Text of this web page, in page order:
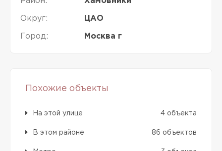
Округ: ЦАО
Город: Москва г
Похожие объекты
На этой улице 4 объекта
В этом районе 86 объектов